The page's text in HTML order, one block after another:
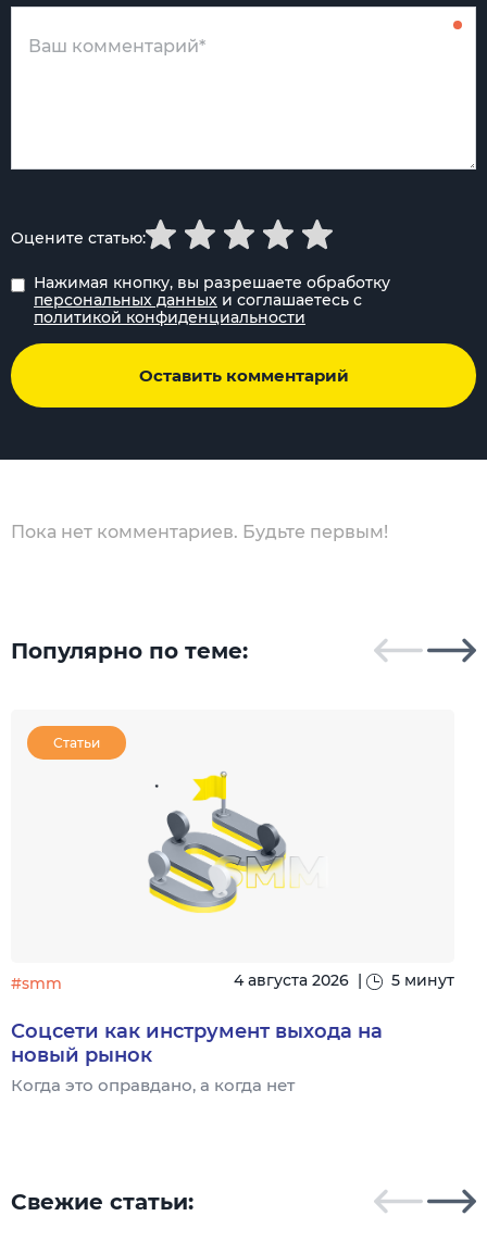
Нажимая кнопку, вы разрешаете обработку
персональных данных и соглашаетесь с
политикой конфиденциальности
Оставить комментарий
Оцените статью:
Пока нет комментариев. Будьте первым!
Популярно по теме:
Статьи
#smm 4 августа 2026 | 5 минут
Соцсети как инструмент выхода на
новый рынок
Когда это оправдано, а когда нет
Свежие статьи: